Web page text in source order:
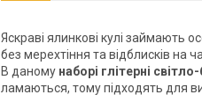
Яскраві ялинкові кулі займають
без мерехтіння та відблисків на
В даному наборі глітерні
ламаються, тому підходять для